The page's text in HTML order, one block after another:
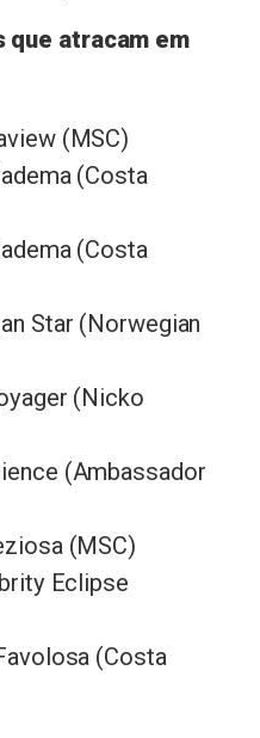
que atracam em
(MSC)
(Costa
(Costa
Star (Norwegian
(Nicko
(Ambassador
(MSC)
Eclipse
(Costa